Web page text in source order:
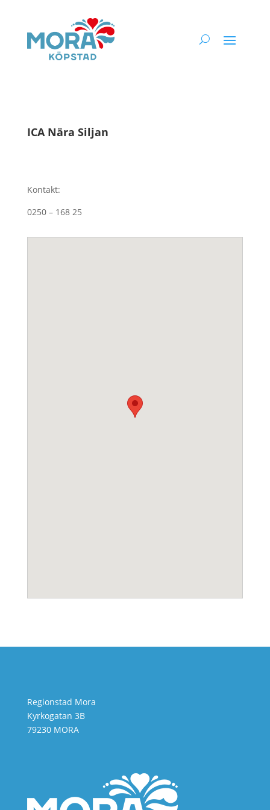
ICA Nära Siljan
Kontakt:
0250 – 168 25
Regionstad Mora
Kyrkogatan 3B
79230 MORA